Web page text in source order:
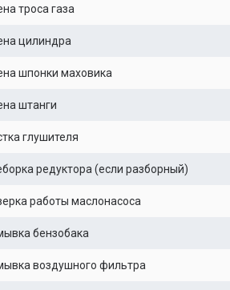
троса газа
цилиндра
шпонки маховика
штанги
глушителя
редуктора (если разборный)
работы маслонасоса
бензобака
воздушного фильтра